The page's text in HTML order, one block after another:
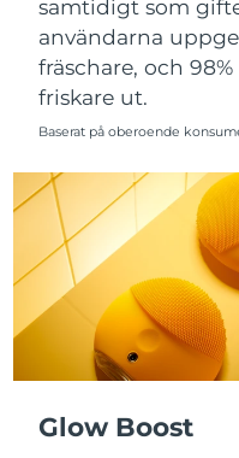
samtidigt som
användarna
fräschare, och
friskare ut.
Baserat på oberoende
Glow Boost
Slovakien
Slovenien
Sydkorea
Spanien
Sverige